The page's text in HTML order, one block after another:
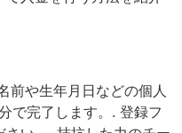
前や生年月日などの個人
で完了します。. 登録フ